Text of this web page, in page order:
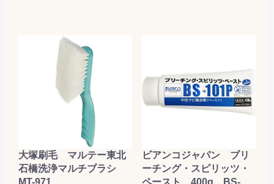
大塚刷毛 マルテー東北
石橋洗浄マルチブラシ
MT-971
ビアンコジャパン ブリ
ーチング・スピリッツ・
ペースト 400g BS-